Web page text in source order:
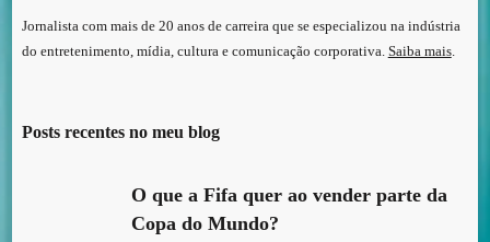
Jornalista com mais de 20 anos de carreira que se especializou na indústria
do entretenimento, mídia, cultura e comunicação corporativa. Saiba mais.
Posts recentes no meu blog
O que a Fifa quer ao vender parte da
Copa do Mundo?